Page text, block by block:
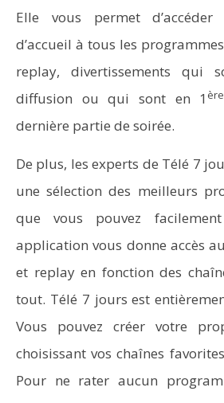
Elle vous permet
d’accueil à tous les
replay, divertissements qui
diffusion ou qui sont en 1 ère
dernière partie de soirée.
De plus, les experts de Télé 7
une sélection des meilleurs
que vous pouvez
application vous donne accès
et replay en fonction des
tout. Télé 7 jours est
Vous pouvez créer votre
choisissant vos chaînes
Pour ne rater aucun